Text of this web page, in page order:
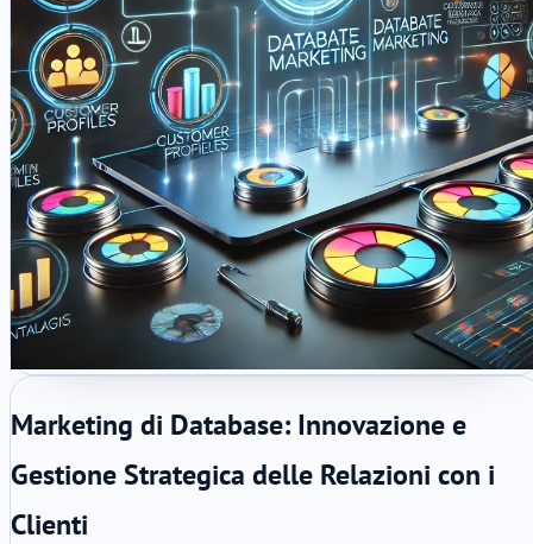
Marketing di Database: Innovazione e
Gestione Strategica delle Relazioni con i
Clienti